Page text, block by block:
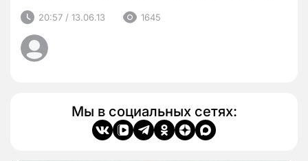
20:57 / 13.06.13 1645
Мы в социальных сетях: